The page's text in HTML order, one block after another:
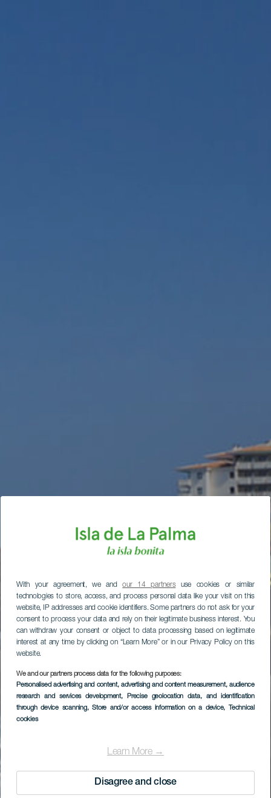
With your agreement, we andour 14 partnersuse cookies or similar
technologies to store, access, and process personal data like your visit on this
website, IP addresses and cookie identifiers. Some partners do not ask for your
consent to process your data and rely on their legitimate business interest. You
can withdraw your consent or object to data processing based on legitimate
interest at any time by clicking on “Learn More” or in our Privacy Policy on this
website.
We and our partners process data for the following purposes:
Personalised advertising and content, advertising and content measurement, audience
research and services development, Precise geolocation data, and identification
through device scanning, Store and/or access information on a device, Technical
cookies
Learn More →
Disagree and close